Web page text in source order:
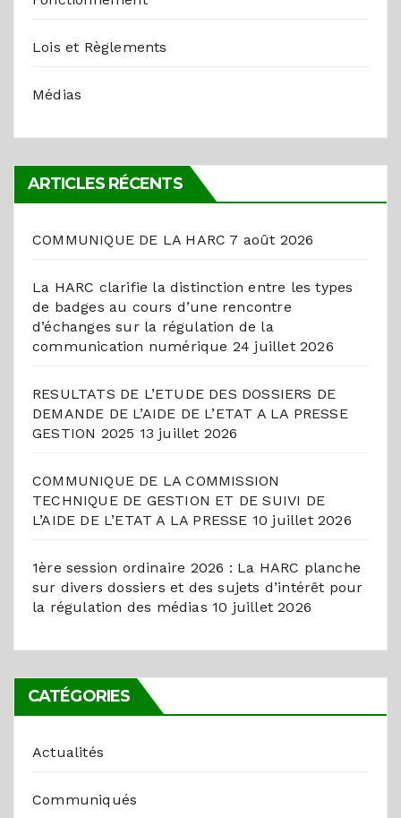
Lois et Règlements
Médias
ARTICLES RÉCENTS
COMMUNIQUE DE LA HARC 7 août 2026
La HARC clarifie la distinction entre les types
de badges au cours d’une rencontre
d’échanges sur la régulation de la
communication numérique 24 juillet 2026
RESULTATS DE L’ETUDE DES DOSSIERS DE
DEMANDE DE L’AIDE DE L’ETAT A LA PRESSE
GESTION 2025 13 juillet 2026
COMMUNIQUE DE LA COMMISSION
TECHNIQUE DE GESTION ET DE SUIVI DE
L’AIDE DE L’ETAT A LA PRESSE 10 juillet 2026
1ère session ordinaire 2026 : La HARC planche
sur divers dossiers et des sujets d’intérêt pour
la régulation des médias 10 juillet 2026
CATÉGORIES
Actualités
Communiqués